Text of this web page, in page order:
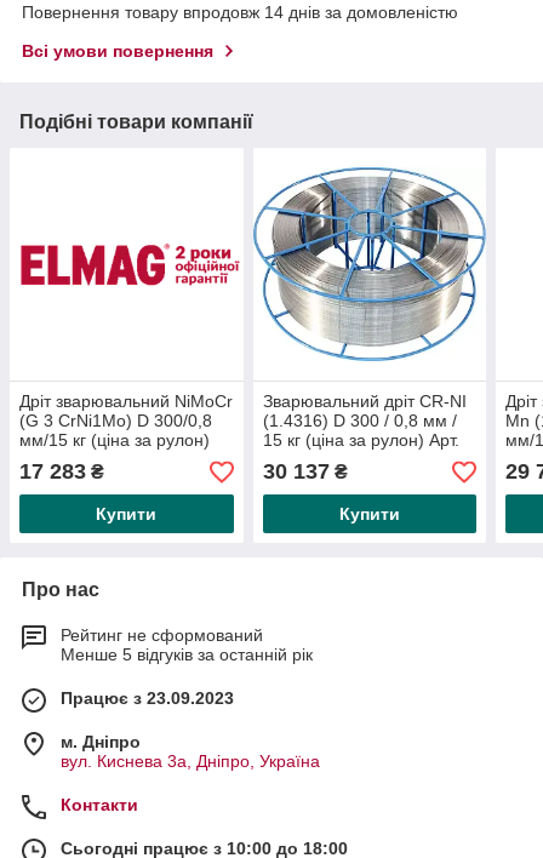
Повернення товару впродовж 14 днів за домовленістю
Всі умови повернення
Подібні товари компанії
Дріт зварювальний NiMoCr
(G 3 CrNi1Mo) D 300/0,8
мм/15 кг (ціна за рулон)
Арт. №:
17 283 ₴
Купити
Зварювальний дріт CR-NI
(1.4316) D 300 / 0,8 мм /
15 кг (ціна за рулон) Арт.
№:
30 137₴
Купити
Mn
мм/
29
Про нас
Рейтинг не сформований
Менше 5 відгуків за останній рік
Працює з 23.09.2023
м. Дніпро
вул. Киснева 3а, Дніпро, Україна
Контакти
Сьогодні працює з 10:00 до 18:00